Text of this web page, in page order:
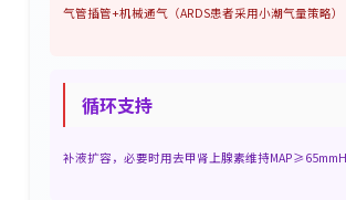
气管插管+机械通气（ARDS患者采用小潮气量策略）
循环支持
补液扩容，必要时用去甲肾上腺素维持